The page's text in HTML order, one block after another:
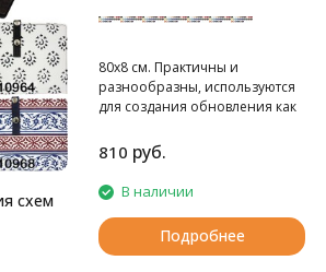
схем
80х8 см. Практичны и
разнообразны, используются
для создания обновления как
80х8 см. В блистере 1 шт.
810 руб.
В наличии
Подробнее